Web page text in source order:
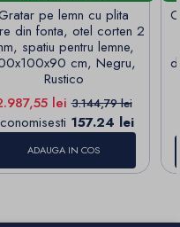
pe lemn cu plita
din fonta, otel corten 2
spatiu pentru lemne,
cm, Negru,
Rustico
leiPret de baza
3.144,79 lei
157.24 lei
ADAUGA IN COS